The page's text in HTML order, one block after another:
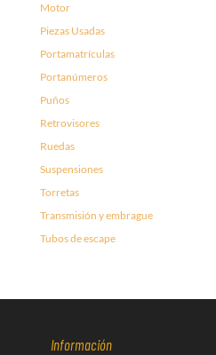
Motor
Piezas Usadas
Portamatrículas
Portanúmeros
Puños
Retrovisores
Ruedas
Suspensiones
Torretas
Transmisión y embrague
Tubos de escape
Información